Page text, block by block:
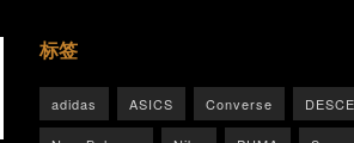
标签
adidas ASICS Converse